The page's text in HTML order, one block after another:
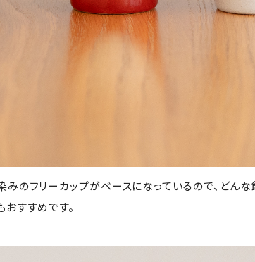
みのフリーカップがベースになっているので、どん
おすすめです。